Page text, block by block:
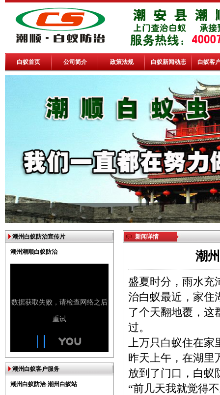
白蚁首页 公司简介 政策法规 白蚁新闻动态 白蚁客
潮州白蚁防治宣传片
潮州潮顺白蚁防治
潮州白蚁客户服务
潮州白蚁防治-潮州白蚁站
新闻详情
潮
盛夏时分，雨水充
治白蚁最近，家住
了个天翻地覆，这
过。
上万只白蚁住在家
昨天上午，在湖里
放到了门口，白蚁
“前几天我就觉得